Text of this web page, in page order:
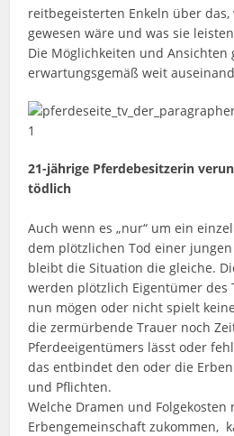
reitbegeisterten Enkeln über
gewesen wäre und was sie
Die Möglichkeiten und Ansichten
erwartungsgemäß weit
21-jährige Pferdebesitzerin
tödlich
Auch wenn es „nur“ um ein
dem plötzlichen Tod einer
bleibt die Situation die gleiche.
werden plötzlich Eigentümer des
nun mögen oder nicht spielt
die zermürbende Trauer noch
Pferdeeigentümers lässt oder
das entbindet den oder die
und Pflichten.
Welche Dramen und Folgekosten
Erbengemeinschaft zukommen,